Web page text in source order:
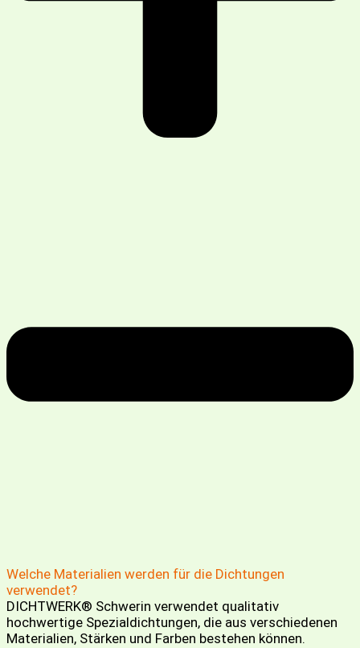
Welche Materialien werden für die Dichtungen
verwendet?
DICHTWERK® Schwerin verwendet qualitativ
hochwertige Spezialdichtungen, die aus verschiedenen
Materialien, Stärken und Farben bestehen können.